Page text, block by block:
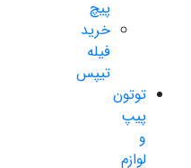
پیچ
خرید
فیله
تیپس
توتون
پیپ
و
لوازم